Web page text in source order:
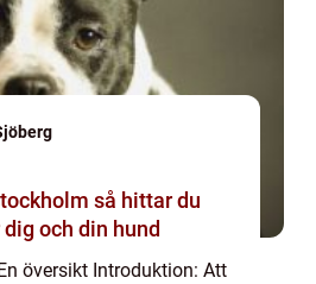
så hittar du
och din hund
översikt Introduktion: Att